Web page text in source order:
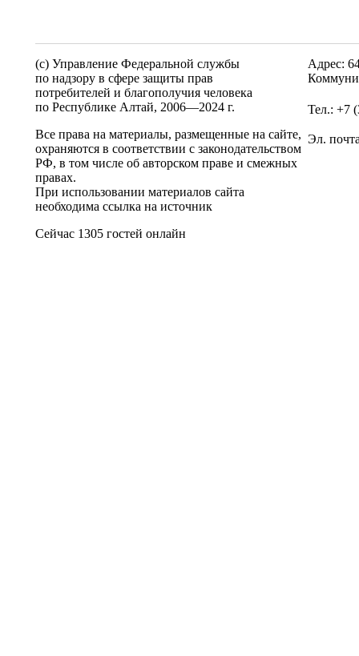
(c) Управление Федеральной службы
по надзору в сфере защиты прав
потребителей и благополучия человека
по Республике Алтай, 2006—2024 г.
Все права на материалы, размещенные на сайте,
охраняются в соответствии с законодательством
РФ, в том числе об авторском праве и смежных
правах.
При использовании материалов сайта
необходима ссылка на источник
Сейчас 1305 гостей онлайн
Адрес:
Тел.: +7
Эл.